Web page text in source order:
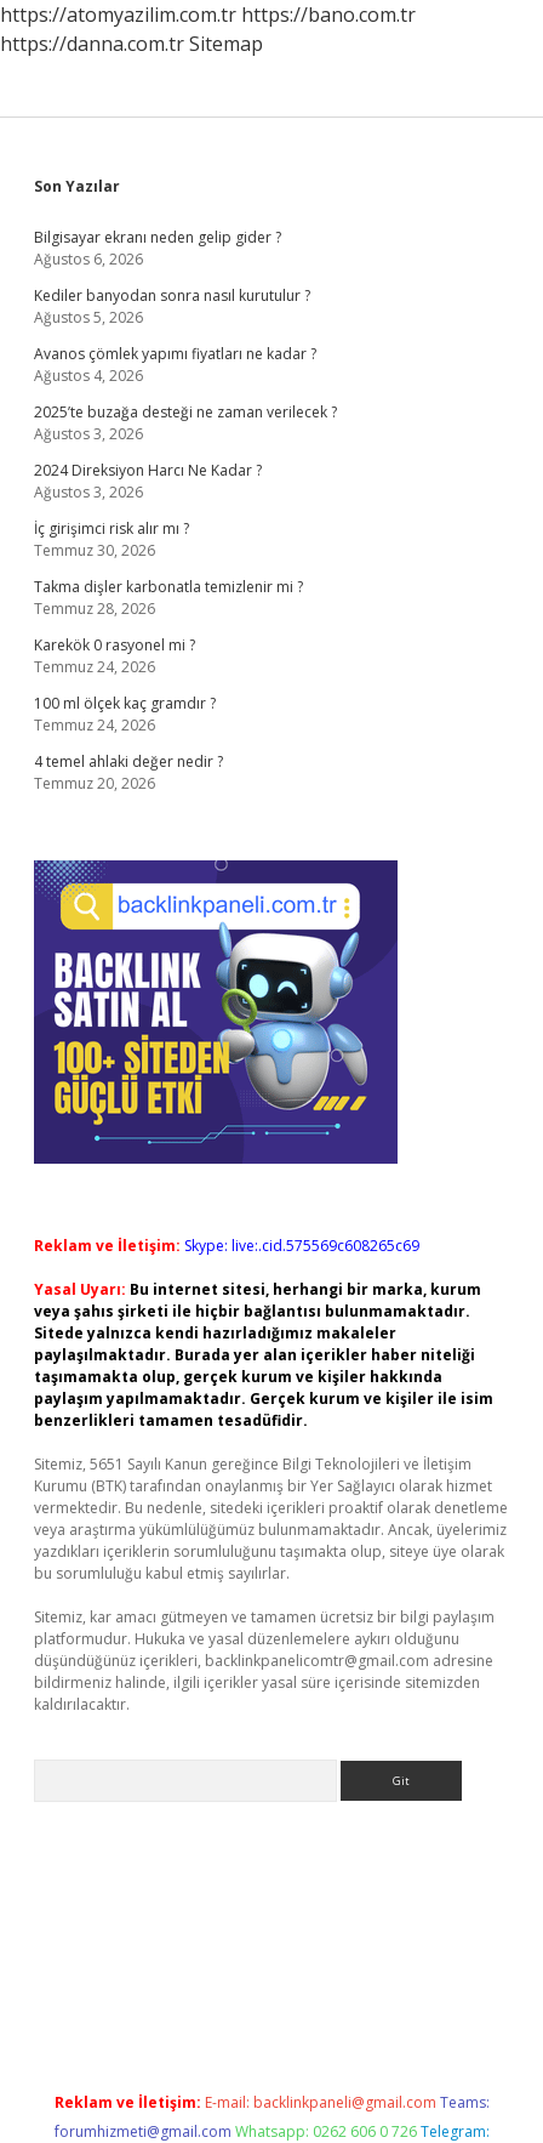
Mu
https://atomyazilim.com.tr https://bano.com.tr
https://danna.com.trSitemap
Sidebar
Son Yazılar
Bilgisayar ekranı neden gelip gider ?
Ağustos 6, 2026
Kediler banyodan sonra nasıl kurutulur ?
Ağustos 5, 2026
Avanos çömlek yapımı fiyatları ne kadar ?
Ağustos 4, 2026
2025’te buzağa desteği ne zaman verilecek ?
Ağustos 3, 2026
2024 Direksiyon Harcı Ne Kadar ?
Ağustos 3, 2026
İç girişimci risk alır mı ?
Temmuz 30, 2026
Takma dişler karbonatla temizlenir mi ?
Temmuz 28, 2026
Karekök 0 rasyonel mi ?
Temmuz 24, 2026
100 ml ölçek kaç gramdır ?
Temmuz 24, 2026
4 temel ahlaki değer nedir ?
Temmuz 20, 2026
Reklam ve İletişim: Skype: live:.cid.575569c608265c69
Yasal Uyarı: Bu internet sitesi, herhangi bir marka, kurum
veya şahıs şirketi ile hiçbir bağlantısı bulunmamaktadır.
Sitede yalnızca kendi hazırladığımız makaleler
paylaşılmaktadır. Burada yer alan içerikler haber niteliği
taşımamakta olup, gerçek kurum ve kişiler hakkında
paylaşım yapılmamaktadır. Gerçek kurum ve kişiler ile isim
benzerlikleri tamamen tesadüfidir.
Sitemiz, 5651 Sayılı Kanun gereğince Bilgi Teknolojileri ve İletişim
Kurumu (BTK) tarafından onaylanmış bir Yer Sağlayıcı olarak hizmet
vermektedir. Bu nedenle, sitedeki içerikleri proaktif olarak denetleme
veya araştırma yükümlülüğümüz bulunmamaktadır. Ancak, üyelerimiz
yazdıkları içeriklerin sorumluluğunu taşımakta olup, siteye üye olarak
bu sorumluluğu kabul etmiş sayılırlar.
Sitemiz, kar amacı gütmeyen ve tamamen ücretsiz bir bilgi paylaşım
platformudur. Hukuka ve yasal düzenlemelere aykırı olduğunu
düşündüğünüz içerikleri, backlinkpanelicomtr@gmail.com adresine
bildirmeniz halinde, ilgili içerikler yasal süre içerisinde sitemizden
kaldırılacaktır.
Reklam ve İletişim: E-mail: backlinkpaneli@gmail.com Teams:
forumhizmeti@gmail.com Whatsapp: 0262 606 0 726 Telegram: